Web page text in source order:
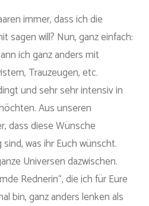
immer, dass ich die
sagen will? Nun, ganz einfach:
ich ganz anders mit
Trauzeugen, etc.
und sehr sehr intensiv in
Aus unseren
dass diese Wünsche
was ihr Euch wünscht.
Universen dazwischen.
Rednerin“, die ich für Eure
bin, ganz anders lenken als